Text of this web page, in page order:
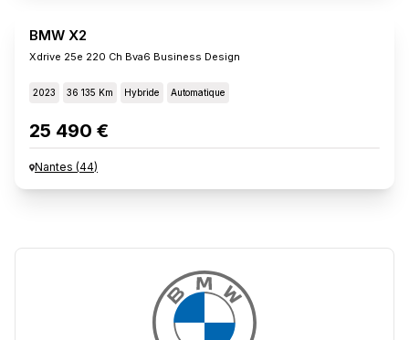
BMW X2
Xdrive 25e 220 Ch Bva6 Business Design
2023 36 135 Km Hybride Automatique
25 490 €
Nantes (44)